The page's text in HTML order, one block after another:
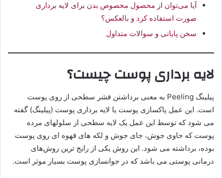
آیا می‌توان از محصول مخصوص بدن برای لایه برداری
صورت استفاده کرد و بالعکس؟
سخن پایانی و سوالات متداول
لایه برداری پوست چیست؟
پیلینگ Peeling به معنی برداشتن قشر سطحی از روی پوست
است. این عمل پاکسازی پوست یا لایه برداری پوست (پیلینگ) گفته
می شود که توسط این عمل یک لایه سطحی از سلولهای مرده
پوست که حاوی جوش، جای جوش و لکه های قهوه ای روی پوست
بوده، برداشته می شود. این روش یکی از رایج ترین روش‌های
درمانی پوستی می باشد که در جوانسازی پوست بسیار موثر است.